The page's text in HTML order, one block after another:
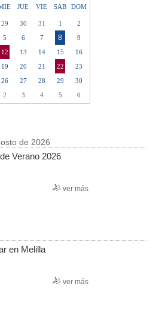
JUE VIE SAB DOM
29 30 31 1
2
5 6 7 8
9
12 13 14 15
16
19 20 21 22
23
26 27 28 29
30
2 3 4 5 6
de 2026
Verano 2026
ver más
en Melilla
ver más